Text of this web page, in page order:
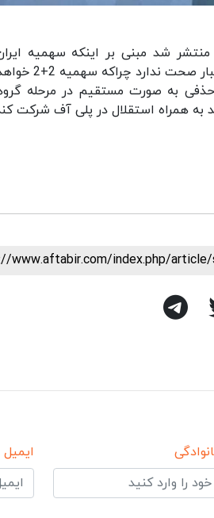
منتشر شد مبنی بر اینکه سهمیه
قهرمانان 3+1
حذفی به صورت مستقیم در مرحله
به همراه استقلال در پلی آف شرکت
www.aftabir.com/index.php/
ایمیل